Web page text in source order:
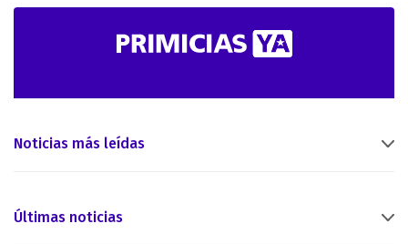
Noticias más leídas
Últimas noticias